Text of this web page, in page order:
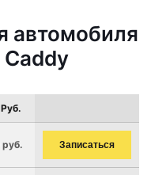
автомобиля
руб. Записаться